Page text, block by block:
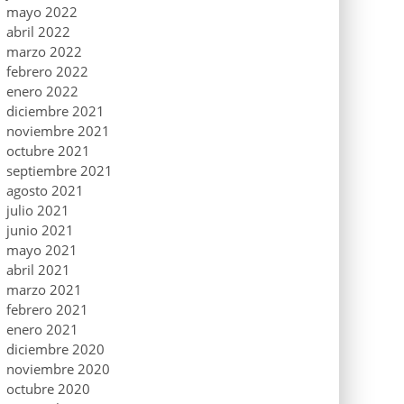
mayo 2022
abril 2022
marzo 2022
febrero 2022
enero 2022
diciembre 2021
noviembre 2021
octubre 2021
septiembre 2021
agosto 2021
julio 2021
junio 2021
mayo 2021
abril 2021
marzo 2021
febrero 2021
enero 2021
diciembre 2020
noviembre 2020
octubre 2020